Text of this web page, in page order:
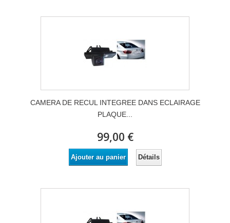
CAMERA DE RECUL INTEGREE DANS ECLAIRAGE
PLAQUE...
99,00 €
Ajouter au panier Détails